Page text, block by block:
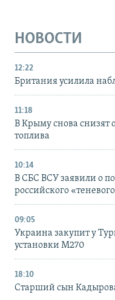
НОВОСТИ
12:22
Британия усилила
11:18
В Крыму снова снизят
топлива
10:14
В СБС ВСУ заявили о
российского
09:05
Украина закупит у
установки M270
18:10
Старший сын